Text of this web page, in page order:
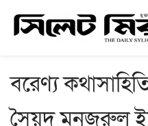
বরেণ্য
সৈয়দ মনজুরুল